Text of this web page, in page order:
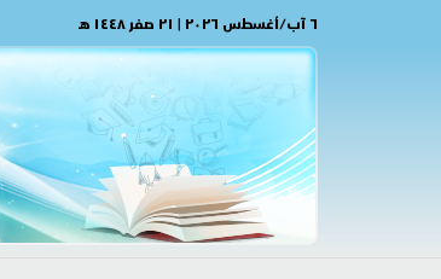
٦ آب/أغسطس ٢٠٢٦ | ٢١ صفر ١٤٤٨ هـ